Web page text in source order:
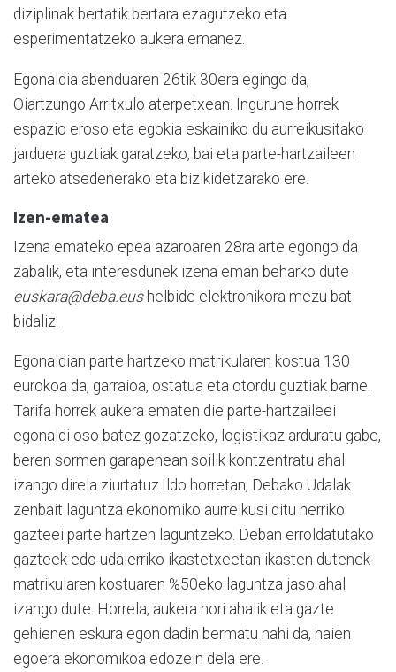
diziplinak bertatik bertara ezagutzeko eta
esperimentatzeko aukera emanez.
Egonaldia abenduaren 26tik 30era egingo da,
Oiartzungo Arritxulo aterpetxean. Ingurune horrek
espazio eroso eta egokia eskainiko du aurreikusitako
jarduera guztiak garatzeko, bai eta parte-hartzaileen
arteko atsedenerako eta bizikidetzarako ere.
Izen-ematea
Izena emateko epea azaroaren 28ra arte egongo da
zabalik, eta interesdunek izena eman beharko dute
euskara@deba.eushelbide elektronikora mezu bat
bidaliz.
Egonaldian parte hartzeko matrikularen kostua 130
eurokoa da, garraioa, ostatua eta otordu guztiak barne.
Tarifa horrek aukera ematen die parte-hartzaileei
egonaldi oso batez gozatzeko, logistikaz arduratu gabe,
beren sormen garapenean soilik kontzentratu ahal
izango direla ziurtatuz.Ildo horretan, Debako Udalak
zenbait laguntza ekonomiko aurreikusi ditu herriko
gazteei parte hartzen laguntzeko. Deban erroldatutako
gazteek edo udalerriko ikastetxeetan ikasten dutenek
matrikularen kostuaren %50eko laguntza jaso ahal
izango dute. Horrela, aukera hori ahalik eta gazte
gehienen eskura egon dadin bermatu nahi da, haien
egoera ekonomikoa edozein dela ere.